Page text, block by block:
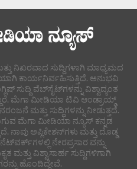
ನಿಖರವಾದ ಸುದ್ದಿಗಳಾಗಿ ಮಾಧ್ಯಮದ
ಕಾರ್ಯನಿರ್ವಹಿಸುತ್ತಿದೆ. ಅನುಭವಿ
ಸುದ್ದಿ ವೆಬ್‌ಸೈಟ್‌ಗಳನ್ನು ವಿಶ್ವಾದ್ಯಂತ
ಮೆಗಾ ಮೀಡಿಯಾ ಟಿವಿ ಆಂಡ್ರಾಯ್ಡ್
ಮತ್ತು ಸುದ್ದಿಗಳನ್ನು ನೀಡುತ್ತದೆ.
ಮೆಗಾ ಮೀಡಿಯಾ ನ್ಯೂಸ್ ಕನ್ನಡ
ನಾವು ಅಪ್ಲಿಕೇಶನ್‌ಗಳು ಮತ್ತು ದೊಡ್ಡ
ನೇರಪ್ರಸಾರ ವನ್ನು
ಮತ್ತು ವಿಶ್ವಾಸಾರ್ಹ ಸುದ್ದಿಗಳಿಗಾಗಿ
ಹೊಂದಿದ್ದೇವೆ.